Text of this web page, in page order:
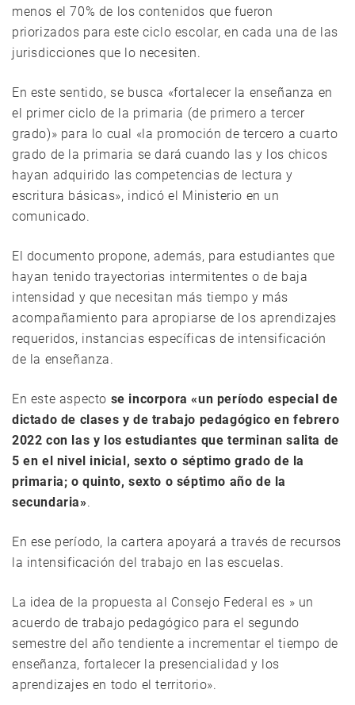
menos el 70% de los contenidos que fueron
priorizados para este ciclo escolar, en cada una de las
jurisdicciones que lo necesiten.
En este sentido, se busca «fortalecer la enseñanza en
el primer ciclo de la primaria (de primero a tercer
grado)» para lo cual «la promoción de tercero a cuarto
grado de la primaria se dará cuando las y los chicos
hayan adquirido las competencias de lectura y
escritura básicas», indicó el Ministerio en un
comunicado.
El documento propone, además, para estudiantes que
hayan tenido trayectorias intermitentes o de baja
intensidad y que necesitan más tiempo y más
acompañamiento para apropiarse de los aprendizajes
requeridos, instancias específicas de intensificación
de la enseñanza.
En este aspecto se incorpora «un período especial de
dictado de clases y de trabajo pedagógico en febrero
2022 con las y los estudiantes que terminan salita de
5 en el nivel inicial, sexto o séptimo grado de la
primaria; o quinto, sexto o séptimo año de la
secundaria».
En ese período, la cartera apoyará a través de recursos
la intensificación del trabajo en las escuelas.
La idea de la propuesta al Consejo Federal es » un
acuerdo de trabajo pedagógico para el segundo
semestre del año tendiente a incrementar el tiempo de
enseñanza, fortalecer la presencialidad y los
aprendizajes en todo el territorio».